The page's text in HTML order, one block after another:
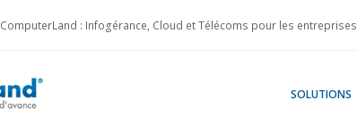
ComputerLand : Infogérance, Cloud et Télécoms pour les entreprises
SOLUTIONS